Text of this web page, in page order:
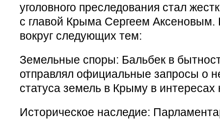
уголовного преследования стал
с главой Крыма Сергеем Аксеновым.
вокруг следующих тем:
Земельные споры: Бальбек в
отправлял официальные запросы о
статуса земель в Крыму в
Историческое наследие: